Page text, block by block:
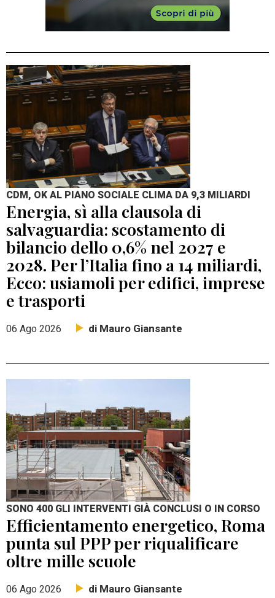
CDM, OK AL PIANO SOCIALE CLIMA DA 9,3 MILIARDI
Energia, sì alla clausola di
salvaguardia: scostamento di
bilancio dello 0,6% nel 2027 e
2028. Per l’Italia fino a 14 miliardi,
Ecco: usiamoli per edifici, imprese
e trasporti
06 Ago 2026 di Mauro Giansante
SONO 400 GLI INTERVENTI GIÀ CONCLUSI O IN CORSO
Efficientamento energetico, Roma
punta sul PPP per riqualificare
oltre mille scuole
06 Ago 2026 di Mauro Giansante